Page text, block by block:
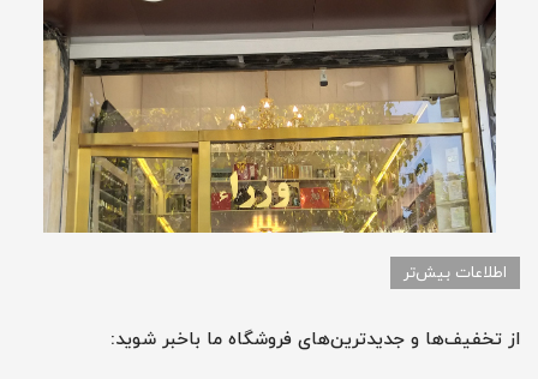
اطلاعات بیش‌تر
از تخفیف‌ها و جدیدترین‌های فروشگاه ما باخبر شوید: